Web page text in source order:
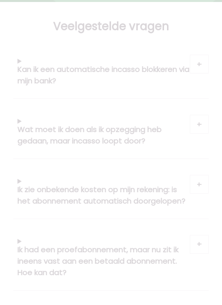
Veelgestelde vragen
Kan ik een automatische incasso blokkeren via
mijn bank?
Wat moet ik doen als ik opzegging heb
gedaan, maar incasso loopt door?
Ik zie onbekende kosten op mijn rekening: is
het abonnement automatisch doorgelopen?
Ik had een proefabonnement, maar nu zit ik
ineens vast aan een betaald abonnement.
Hoe kan dat?